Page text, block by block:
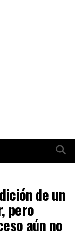
de un
pero
aún no